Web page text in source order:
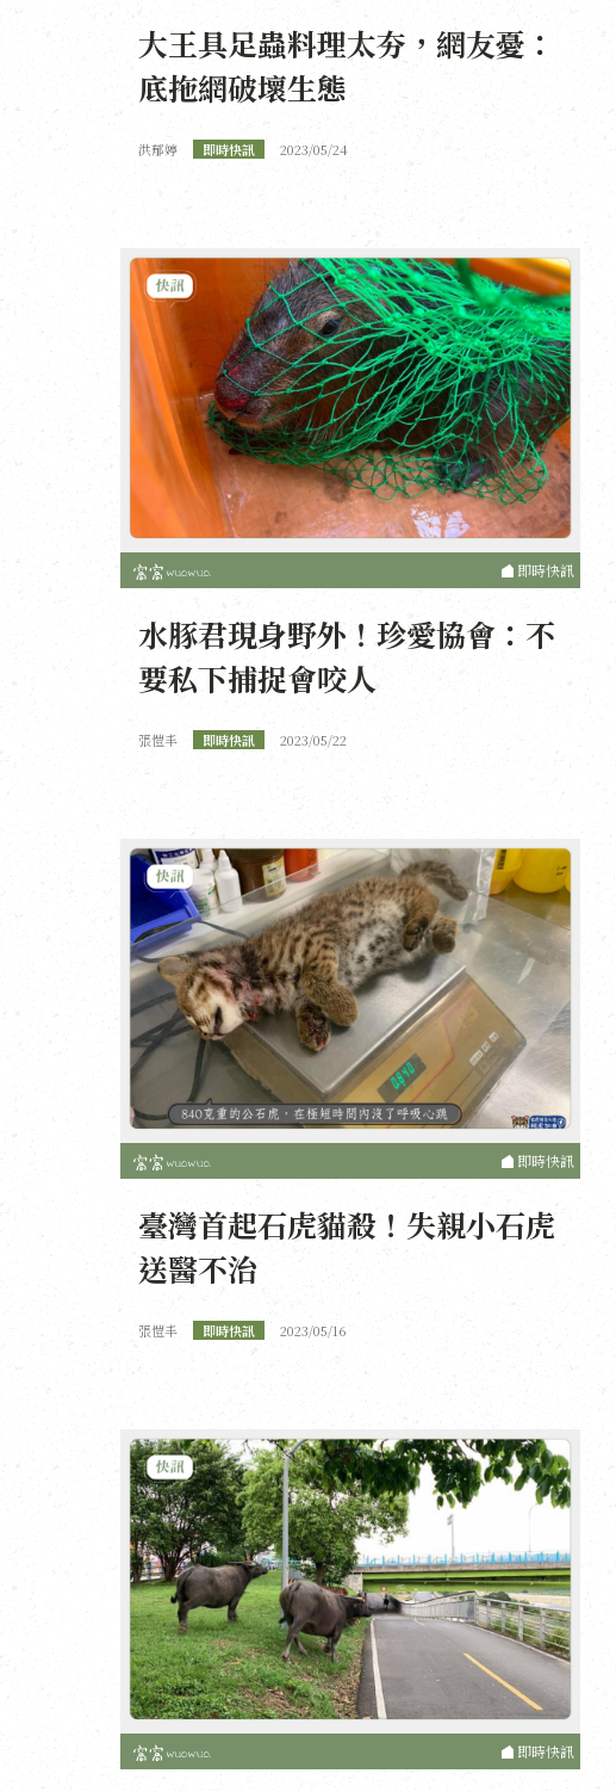
大王具足蟲料理太夯，網友憂：
底拖網破壞生態
洪郁婷 即時快訊 2023/05/24
即時快訊
水豚君現身野外！珍愛協會：不
要私下捕捉會咬人
張愷丰 即時快訊 2023/05/22
即時快訊
臺灣首起石虎貓殺！失親小石虎
送醫不治
張愷丰 即時快訊 2023/05/16
即時快訊